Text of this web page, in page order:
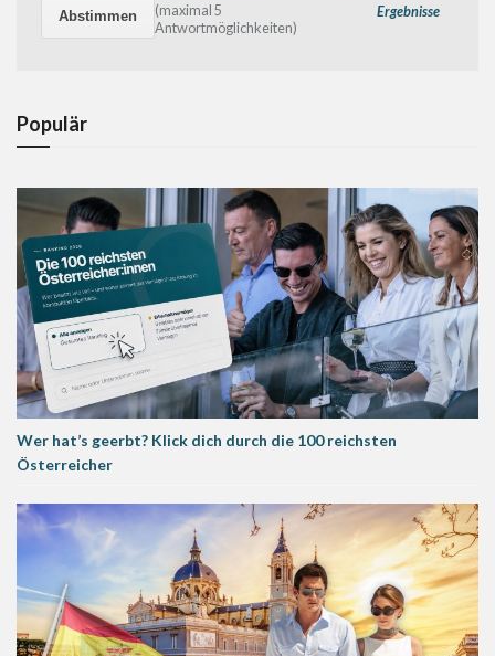
Ergebnisse
(maximal 5
Antwortmöglichkeiten)
Populär
Wer hat’s geerbt? Klick dich durch die 100 reichsten
Österreicher